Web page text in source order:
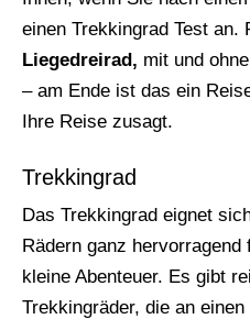
einen Trekkingrad Test an.
Liegedreirad, mit und
– am Ende ist das ein
Ihre Reise zusagt.
Trekkingrad
Das Trekkingrad eignet
Rädern ganz
kleine Abenteuer. Es gibt
Trekkingräder, die an